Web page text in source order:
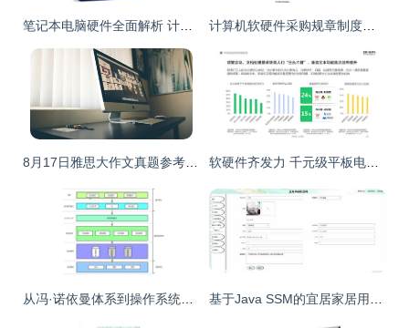
笔记本电脑硬件全面解析 计算机软硬件与核心组件揭秘 计算机软硬件采购规章制度规范化建设指南
8月17日雅思大作文真题参考范文 孩子应该使用电子设备吗？ 软硬件齐发力 千元级平板电脑的天花板在哪里？
从冯·诺依曼体系到操作系统管理哲学 深度解构计算机底层运行逻辑 基于Java SSM的宜居家居用品网的设计与实现 计算机毕业设计案例解析